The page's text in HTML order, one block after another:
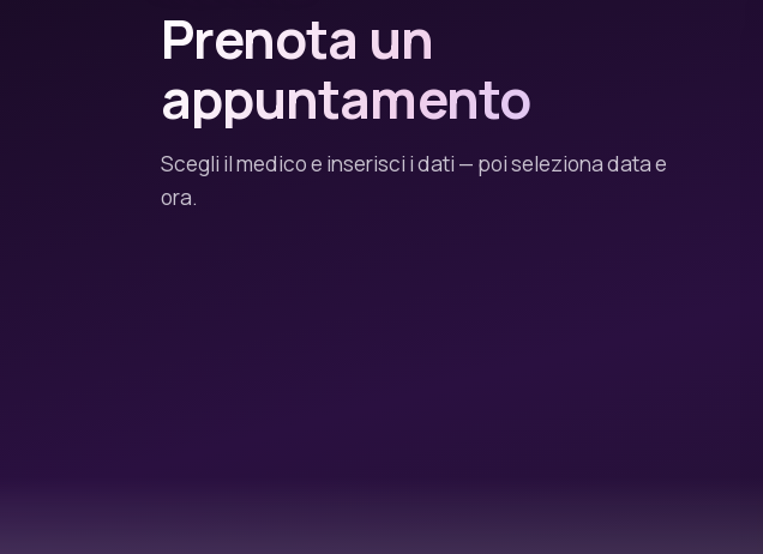
Prenota un
appuntamento
Scegli il medico e inserisci i dati — poi seleziona data e
ora.